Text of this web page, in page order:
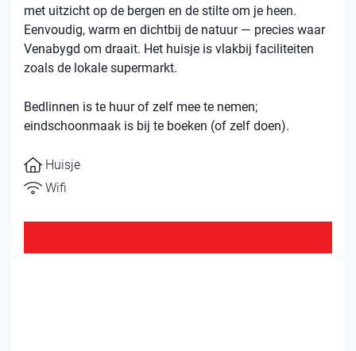
met uitzicht op de bergen en de stilte om je heen.
Eenvoudig, warm en dichtbij de natuur — precies waar
Venabygd om draait. Het huisje is vlakbij faciliteiten
zoals de lokale supermarkt.
Bedlinnen is te huur of zelf mee te nemen;
eindschoonmaak is bij te boeken (of zelf doen).
Huisje
Wifi